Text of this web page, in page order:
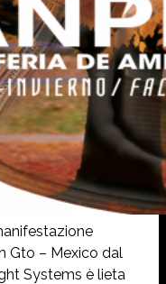
Gto – Mexico dal
Systems è lieta